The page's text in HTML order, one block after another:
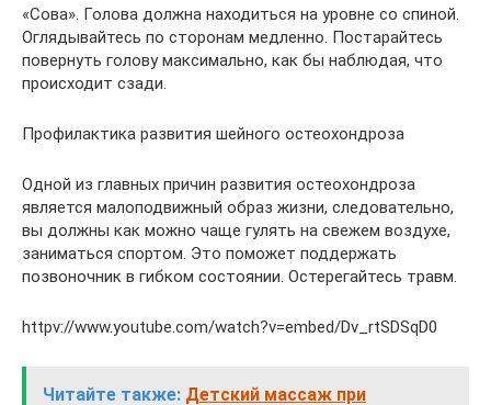
«Сова». Голова должна находиться на уровне со спиной.
Оглядывайтесь по сторонам медленно. Постарайтесь
повернуть голову максимально, как бы наблюдая, что
происходит сзади.
Профилактика развития шейного остеохондроза
Одной из главных причин развития остеохондроза
является малоподвижный образ жизни, следовательно,
вы должны как можно чаще гулять на свежем воздухе,
заниматься спортом. Это поможет поддержать
позвоночник в гибком состоянии. Остерегайтесь травм.
httpv://www.youtube.com/watch?v=embed/Dv_rtSDSqD0
Читайте также: Детский массаж при